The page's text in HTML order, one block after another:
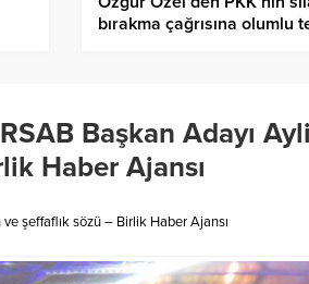
bırakma çağrısına olumlu
Başkan Adayı
Haber Ajansı
şeffaflık sözü – Birlik Haber Ajansı